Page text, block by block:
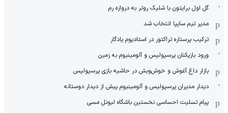
گل اول برایتون با شلیک روتر به دروازه رم
مدیر تیم سایپا انتخاب شد
ترکیب پرستاره تراکتور در استادیوم یادگار
ورود بازیکنان پرسپولیس و آلومینیوم به زمین
بازار داغ آغوش و خوش‌و‌بش در حاشیه بازی پرسپولیس
دیدار مدیران پرسپولیس و آلومینیوم پیش از دیدار دوستانه
پیام تسلیت احساسی نخستین باشگاه لیونل مسی